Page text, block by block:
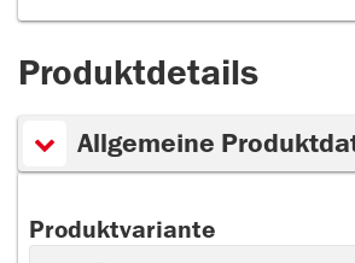
Produktdetails
Allgemeine
Produktvariante